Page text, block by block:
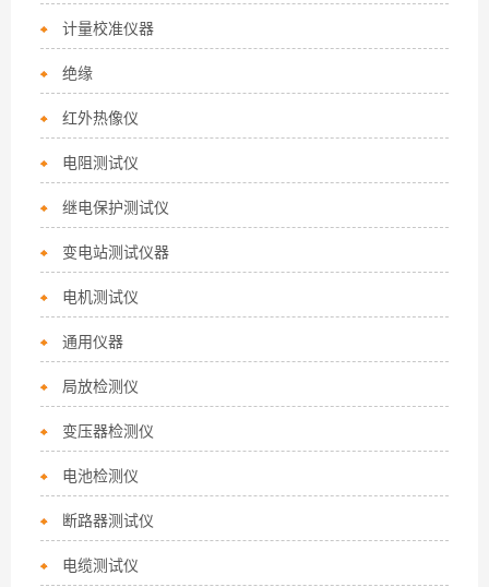
计量校准仪器
绝缘
红外热像仪
电阻测试仪
继电保护测试仪
变电站测试仪器
电机测试仪
通用仪器
局放检测仪
变压器检测仪
电池检测仪
断路器测试仪
电缆测试仪